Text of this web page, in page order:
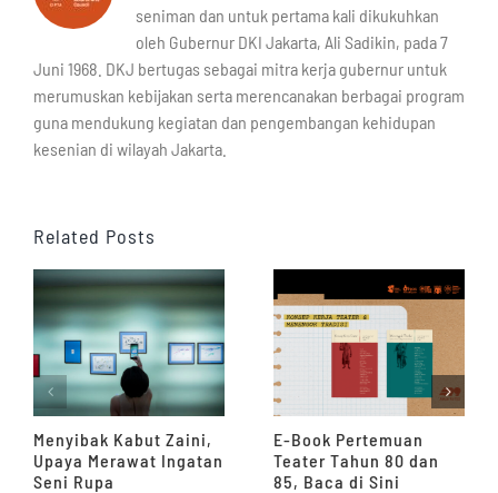
seniman dan untuk pertama kali dikukuhkan
oleh Gubernur DKI Jakarta, Ali Sadikin, pada 7
Juni 1968. DKJ bertugas sebagai mitra kerja gubernur untuk
merumuskan kebijakan serta merencanakan berbagai program
guna mendukung kegiatan dan pengembangan kehidupan
kesenian di wilayah Jakarta.
Related Posts
Menyibak Kabut Zaini,
Upaya Merawat Ingatan
Seni Rupa
E-Book Pertemuan
Teater Tahun 80 dan
85, Baca di Sini